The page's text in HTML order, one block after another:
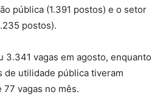
pública (1.391 postos) e o setor
postos).
3.341 vagas em agosto, enquanto
de utilidade pública tiveram
vagas no mês.